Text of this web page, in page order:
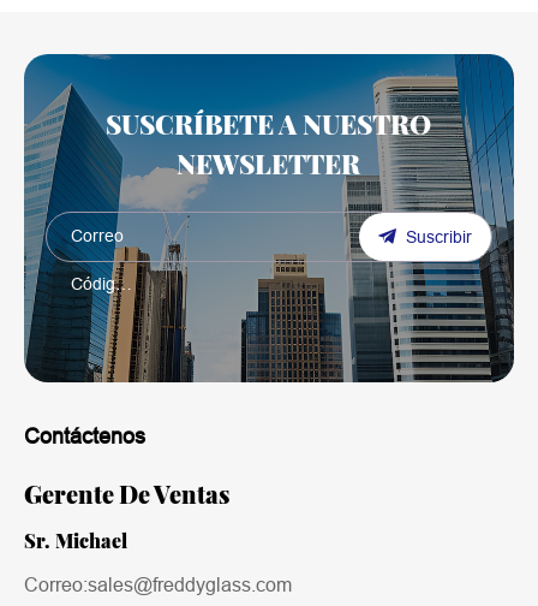
SUSCRÍBETE A NUESTRO
NEWSLETTER
Suscribir
Contáctenos
Gerente De Ventas
Sr. Michael
Correo:sales@freddyglass.com